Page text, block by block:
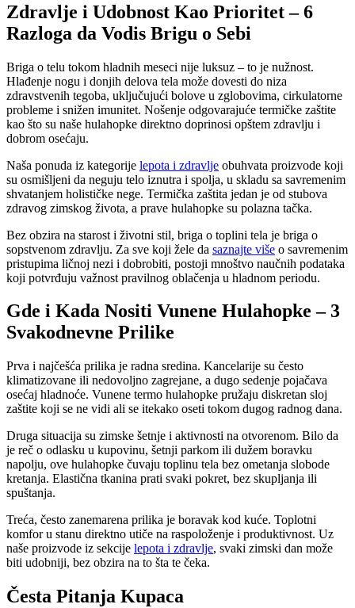
Zdravlje i Udobnost Kao Prioritet – 6
Razloga da Vodis Brigu o Sebi
Briga o telu tokom hladnih meseci nije luksuz – to je nužnost.
Hlađenje nogu i donjih delova tela može dovesti do niza
zdravstvenih tegoba, uključujući bolove u zglobovima, cirkulatorne
probleme i snižen imunitet. Nošenje odgovarajuće termičke zaštite
kao što su naše hulahopke direktno doprinosi opštem zdravlju i
dobrom osećaju.
Naša ponuda iz kategorije lepota i zdravlje obuhvata proizvode koji
su osmišljeni da neguju telo iznutra i spolja, u skladu sa savremenim
shvatanjem holističke nege. Termička zaštita jedan je od stubova
zdravog zimskog života, a prave hulahopke su polazna tačka.
Bez obzira na starost i životni stil, briga o toplini tela je briga o
sopstvenom zdravlju. Za sve koji žele da saznajte više o savremenim
pristupima ličnoj nezi i dobrobiti, postoji mnoštvo naučnih podataka
koji potvrđuju važnost pravilnog oblačenja u hladnom periodu.
Gde i Kada Nositi Vunene Hulahopke – 3
Svakodnevne Prilike
Prva i najčešća prilika je radna sredina. Kancelarije su često
klimatizovane ili nedovoljno zagrejane, a dugo sedenje pojačava
osećaj hladnoće. Vunene termo hulahopke pružaju diskretan sloj
zaštite koji se ne vidi ali se itekako oseti tokom dugog radnog dana.
Druga situacija su zimske šetnje i aktivnosti na otvorenom. Bilo da
je reč o odlasku u kupovinu, šetnji parkom ili dužem boravku
napolju, ove hulahopke čuvaju toplinu tela bez ometanja slobode
kretanja. Elastična tkanina prati svaki pokret, bez skupljanja ili
spuštanja.
Treća, često zanemarena prilika je boravak kod kuće. Toplotni
komfor u stanu direktno utiče na raspoloženje i produktivnost. Uz
naše proizvode iz sekcije lepota i zdravlje, svaki zimski dan može
biti udobniji, bez obzira na to šta te čeka.
Česta Pitanja Kupaca